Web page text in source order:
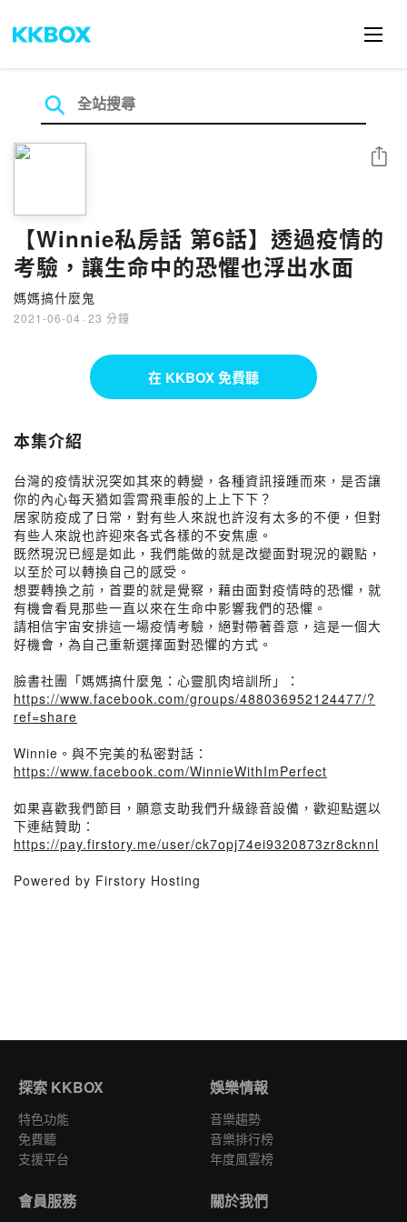
【Winnie私房話 第6話】透過疫情的
考驗，讓生命中的恐懼也浮出水面
媽媽搞什麼鬼
2021-06-04 · 23 分鐘
分享
在 KKBOX 免費聽
本集介紹
台灣的疫情狀況突如其來的轉變，各種資訊接踵而來，是否讓
你的內心每天猶如雲霄飛車般的上上下下？
居家防疫成了日常，對有些人來說也許沒有太多的不便，但對
有些人來說也許迎來各式各樣的不安焦慮。
既然現況已經是如此，我們能做的就是改變面對現況的觀點，
以至於可以轉換自己的感受。
想要轉換之前，首要的就是覺察，藉由面對疫情時的恐懼，就
有機會看見那些一直以來在生命中影響我們的恐懼。
請相信宇宙安排這一場疫情考驗，絕對帶著善意，這是一個大
好機會，為自己重新選擇面對恐懼的方式。
臉書社團「媽媽搞什麼鬼：心靈肌肉培訓所」：
https://www.facebook.com/groups/488036952124477/?
ref=share
Winnie。與不完美的私密對話：
https://www.facebook.com/WinnieWithImPerfect
如果喜歡我們節目，願意支助我們升級錄音設備，歡迎點選以
下連結贊助：
https://pay.firstory.me/user/ck7opj74ei9320873zr8cknnl
Powered by Firstory Hosting
探索 KKBOX
特色功能
免費聽
支援平台
娛樂情報
音樂趨勢
音樂排行榜
年度風雲榜
會員服務 關於我們